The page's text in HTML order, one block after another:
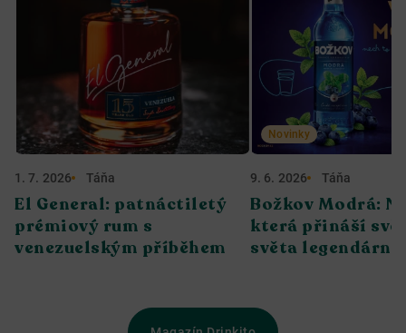
1. 7. 2026 Táňa
El General: patnáctiletý
prémiový rum s
venezuelským příběhem
Novinky
9. 6. 2026 Táňa
Božkov Modrá:
která přináší
světa legendární